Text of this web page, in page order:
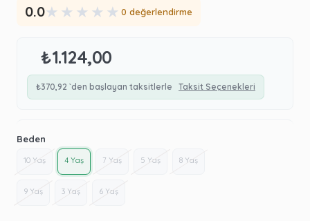
0.0★ ★ ★ ★ ★ 0 değerlendirme
₺1.124,00
₺370,92 `den başlayan taksitlerle Taksit Seçenekleri
Beden
10 Yaş 4 Yaş 7 Yaş 5 Yaş 8 Yaş
9 Yaş 3 Yaş 6 Yaş